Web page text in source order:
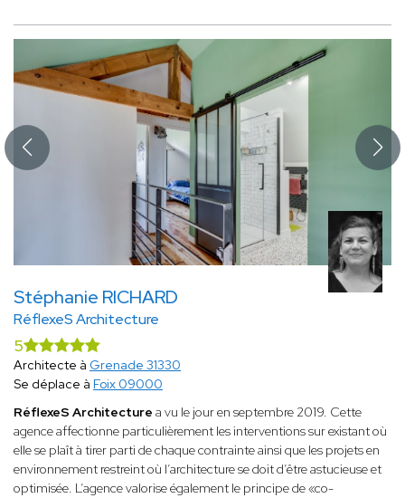
Stéphanie RICHARD
RéflexeS Architecture
5
Architecte à Grenade 31330
Se déplace à Foix 09000
RéflexeS Architecture a vu le jour en septembre 2019. Cette
agence affectionne particulièrement les interventions sur existant où
elle se plaît à tirer parti de chaque contrainte ainsi que les projets en
environnement restreint où l’architecture se doit d’être astucieuse et
optimisée. L’agence valorise également le principe de «co-